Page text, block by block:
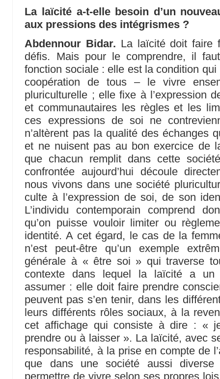
La laïcité a-t-elle besoin d’un
aux pressions des intégrismes ?
Abdennour Bidar. La laïcité doit faire
défis. Mais pour le comprendre, il
fonction sociale : elle est la condition
coopération de tous – le vivre
pluriculturelle ; elle fixe à l’expression
et communautaires les règles et les
ces expressions de soi ne
n’altèrent pas la qualité des échanges
et ne nuisent pas au bon exercice de
que chacun remplit dans cette
confrontée aujourd’hui découle
nous vivons dans une société
culte à l’expression de soi, de son
L’individu contemporain comprend
qu’on puisse vouloir limiter ou
identité. A cet égard, le cas de la
n’est peut-être qu’un exemple
générale à « être soi » qui traverse
contexte dans lequel la laïcité a
assumer : elle doit faire prendre
peuvent pas s’en tenir, dans les
leurs différents rôles sociaux, à la
cet affichage qui consiste à dire : «
prendre ou à laisser ». La laïcité, avec
responsabilité, à la prise en compte de
que dans une société aussi
permettre de vivre selon ses propres